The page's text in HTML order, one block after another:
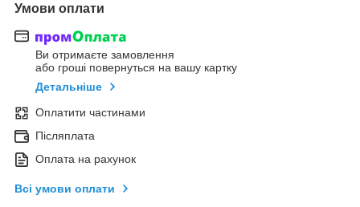
Умови оплати
Ви отримаєте замовлення
або гроші повернуться на вашу картку
Детальніше
Оплатити частинами
Післяплата
Оплата на рахунок
Всі умови оплати